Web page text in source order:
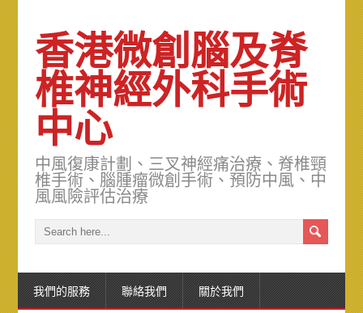
香港微創腦及脊
椎神經外科手術
中心
中風復康計劃、三叉神經痛治療、脊椎頸
椎手術、腦腫瘤微創手術、預防中風、中
風風險評估治療
我們的服務 聯絡我們 關於我們